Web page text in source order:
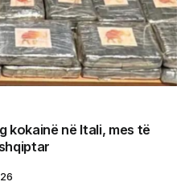
kokainë në Itali, mes të